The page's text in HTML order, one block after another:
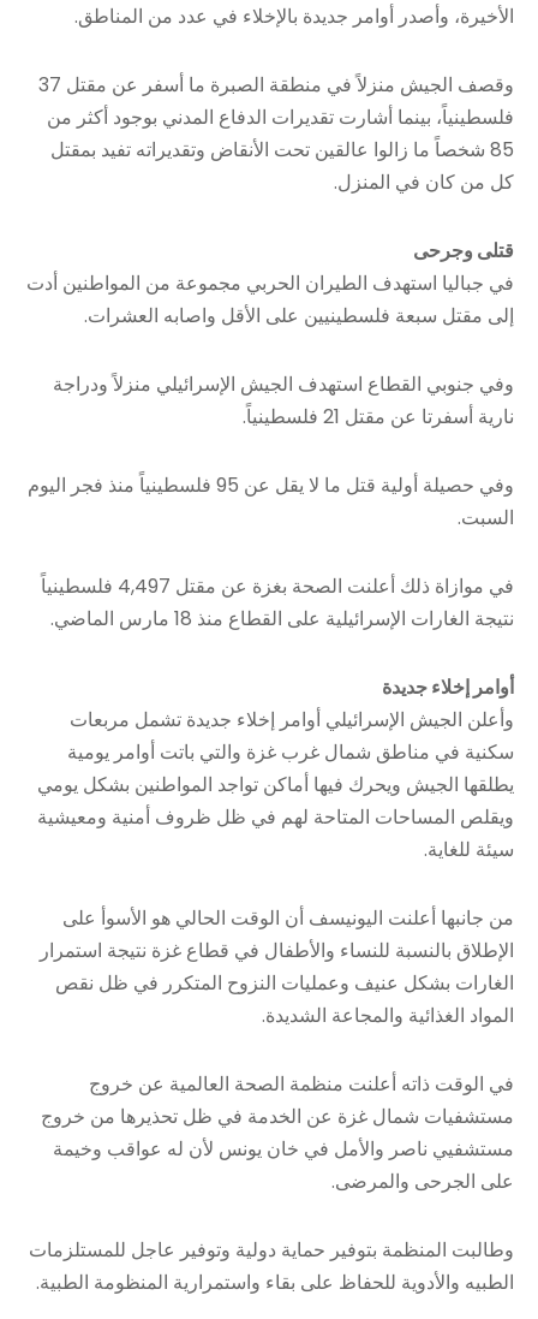
الأخيرة، وأصدر أوامر جديدة بالإخلاء في عدد من المناطق.
وقصف الجيش منزلاً في منطقة الصبرة ما أسفر عن مقتل 37
فلسطينياً، بينما أشارت تقديرات الدفاع المدني بوجود أكثر من
85 شخصاً ما زالوا عالقين تحت الأنقاض وتقديراته تفيد بمقتل
كل من كان في المنزل.
قتلى وجرحى
في جباليا استهدف الطيران الحربي مجموعة من المواطنين أدت
إلى مقتل سبعة فلسطينيين على الأقل واصابه العشرات.
وفي جنوبي القطاع استهدف الجيش الإسرائيلي منزلاً ودراجة
نارية أسفرتا عن مقتل 21 فلسطينياً.
وفي حصيلة أولية قتل ما لا يقل عن 95 فلسطينياً منذ فجر اليوم
السبت.
في موازاة ذلك أعلنت الصحة بغزة عن مقتل 4,497 فلسطينياً
نتيجة الغارات الإسرائيلية على القطاع منذ 18 مارس الماضي.
أوامر إخلاء جديدة
وأعلن الجيش الإسرائيلي أوامر إخلاء جديدة تشمل مربعات
سكنية في مناطق شمال غرب غزة والتي باتت أوامر يومية
يطلقها الجيش ويحرك فيها أماكن تواجد المواطنين بشكل يومي
ويقلص المساحات المتاحة لهم في ظل ظروف أمنية ومعيشية
سيئة للغاية.
من جانبها أعلنت اليونيسف أن الوقت الحالي هو الأسوأ على
الإطلاق بالنسبة للنساء والأطفال في قطاع غزة نتيجة استمرار
الغارات بشكل عنيف وعمليات النزوح المتكرر في ظل نقص
المواد الغذائية والمجاعة الشديدة.
في الوقت ذاته أعلنت منظمة الصحة العالمية عن خروج
مستشفيات شمال غزة عن الخدمة في ظل تحذيرها من خروج
مستشفيي ناصر والأمل في خان يونس لأن له عواقب وخيمة
على الجرحى والمرضى.
وطالبت المنظمة بتوفير حماية دولية وتوفير عاجل للمستلزمات
الطبيه والأدوية للحفاظ على بقاء واستمرارية المنظومة الطبية.